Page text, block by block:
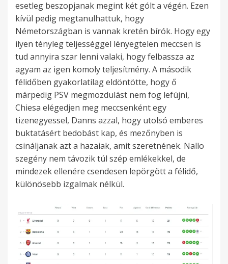
esetleg beszopjanak megint két gólt a végén. Ezen
kívül pedig megtanulhattuk, hogy
Németországban is vannak kretén bírók. Hogy egy
ilyen tényleg teljességgel lényegtelen meccsen is
tud annyira szar lenni valaki, hogy felbassza az
agyam az igen komoly teljesítmény. A második
félidőben gyakorlatilag eldöntötte, hogy ő
márpedig PSV megmozdulást nem fog lefújni,
Chiesa elégedjen meg meccsenként egy
tizenegyessel, Danns azzal, hogy utolsó emberes
buktatásért bedobást kap, és mezőnyben is
csináljanak azt a hazaiak, amit szeretnének. Nallo
szegény nem távozik túl szép emlékekkel, de
mindezek ellenére csendesen lepörgött a félidő,
különösebb izgalmak nélkül.